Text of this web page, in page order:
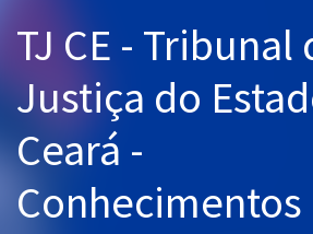
Cursos 20% OFF
Pós
Graduação
OAB
TJ CE - Tribunal
Justiça do
Ceará -
Conhecimentos